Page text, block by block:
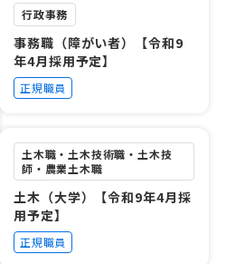
行政事務
事務職（障がい者）【令和9
年4月採用予定】
正規職員
土木職・土木技術職・土木技
師・農業土木職
土木（大学）【令和9年4月採
用予定】
正規職員